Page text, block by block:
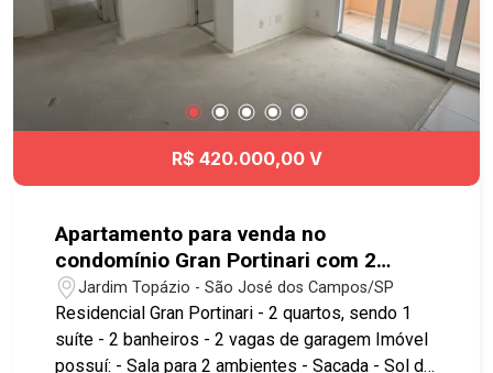
Avenida Guadalupe e à Rodovia Presidente Dutra,
facilitando o deslocamento para diversas regiões
#geraçãoimóveis #aptovenda #aptovendaSJC
#JardimAmericano #SJC #aceitapet
R$ 420.000,00 V
Apartamento para venda no
condomínio Gran Portinari com 2
quartos sendo 1 suíte - 51 m² - No
bairro Jardim Topázio - SJC
Jardim Topázio - São José dos Campos/SP
Residencial Gran Portinari - 2 quartos, sendo 1
suíte - 2 banheiros - 2 vagas de garagem Imóvel
possuí: - Sala para 2 ambientes - Sacada - Sol da